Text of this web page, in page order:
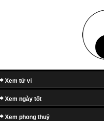
Xem tử vi
Xem ngày tốt
Xem phong thuỷ